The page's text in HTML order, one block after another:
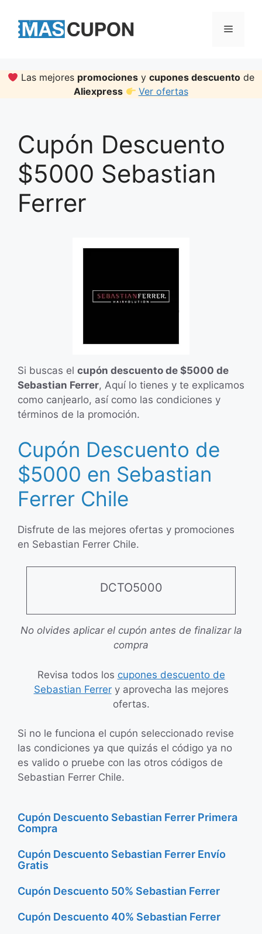
content
Menu
Las mejores promociones ycupones descuento de
Aliexpress
Ver ofertas
Cupón Descuento
$5000 Sebastian
Ferrer
Si buscas el cupón descuento de $5000 de
Sebastian Ferrer, Aquí lo tienes y te explicamos
como canjearlo, así como las condiciones y
términos de la promoción.
Cupón Descuento de
$5000 en Sebastian
Ferrer Chile
Disfrute de las mejores ofertas y promociones
en Sebastian Ferrer Chile.
DCTO5000
No olvides aplicar el cupón antes de finalizar la
compra
Revisa todos los cupones descuento de
Sebastian Ferrery aprovecha las mejores
ofertas.
Si no le funciona el cupón seleccionado revise
las condiciones ya que quizás el código ya no
es valido o pruebe con las otros códigos de
Sebastian Ferrer Chile.
Cupón Descuento Sebastian Ferrer Primera
Compra
Cupón Descuento Sebastian Ferrer Envío
Gratis
Cupón Descuento 50% Sebastian Ferrer
Cupón Descuento 40% Sebastian Ferrer